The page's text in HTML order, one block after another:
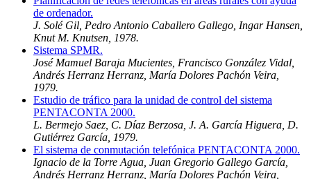
de ordenador.
J. Solé Gil, Pedro Antonio Caballero Gallego, Ingar Hansen,
Knut M. Knutsen, 1978.
Sistema SPMR.
José Mamuel Baraja Mucientes, Francisco González Vidal,
Andrés Herranz Herranz, María Dolores Pachón Veira,
1979.
Estudio de tráfico para la unidad de control del sistema
PENTACONTA 2000.
L. Bermejo Saez, C. Díaz Berzosa, J. A. García Higuera, D.
Gutiérrez García, 1979.
El sistema de conmutación telefónica PENTACONTA 2000.
Ignacio de la Torre Agua, Juan Gregorio Gallego García,
Andrés Herranz Herranz, María Dolores Pachón Veira,